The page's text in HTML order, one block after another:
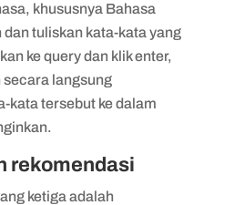
khususnya Bahasa
tuliskan kata-kata yang
ke query dan klik enter,
secara langsung
kata tersebut ke dalam
rekomendasi
ketiga adalah